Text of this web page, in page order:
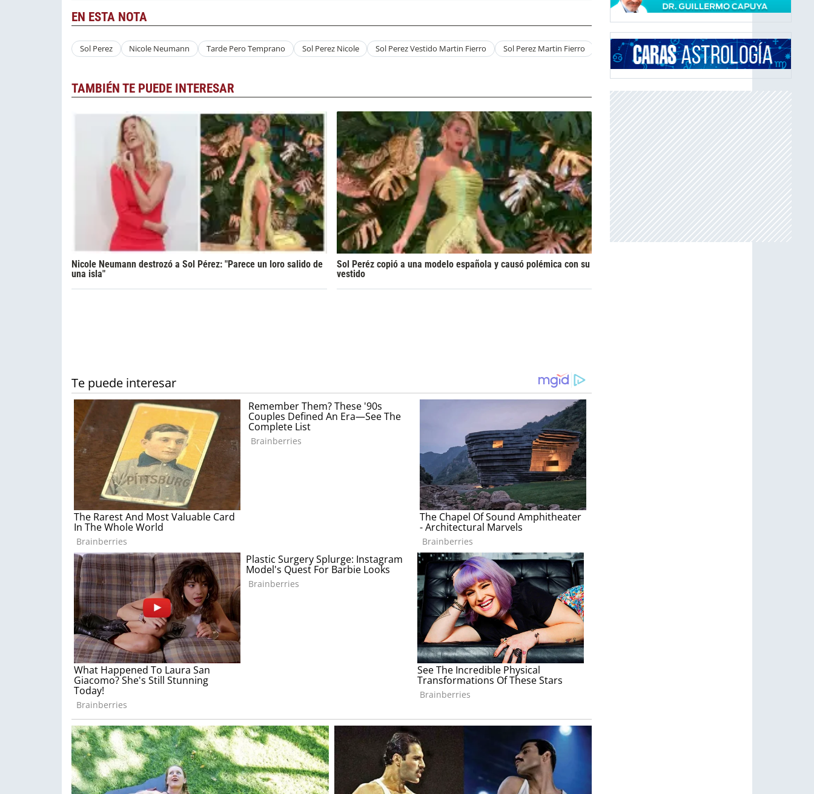
EN ESTA NOTA
Sol Perez Nicole Neumann Tarde Pero Temprano Sol Perez Nicole Sol Perez Vestido Martin Fierro Sol Perez Martin Fierro Sol Perez Fotos Sol Perez Antes
TAMBIÉN TE PUEDE INTERESAR
Nicole Neumann destrozó a Sol Pérez: "Parece un loro salido de
una isla"
Sol Peréz copió a una modelo española y causó polémica con su
vestido